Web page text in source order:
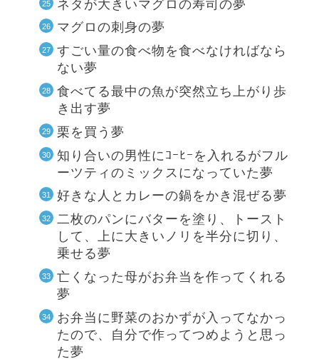
ネタが大きいマグロの寿司の夢
マグロの刺身の夢
すごい量の食べ物を食べなければなら
ない夢
食べてる最中の魚が突然立ち上がり歩
き出す夢
栗を買う夢
知り合いの男性にｺｰﾋｰを入れるがフル
ーツティのミックスになっていた夢
好きな人とカレーの鍋をかき混ぜる夢
二枚のパンにバターを塗り、トースト
して、上に大きいノリを半分に切り、
乗せる夢
亡くなった母がお弁当を作ってくれる
夢
お弁当に野菜のおかずが入ってなかっ
たので、自分で作ってつめようと思っ
た夢